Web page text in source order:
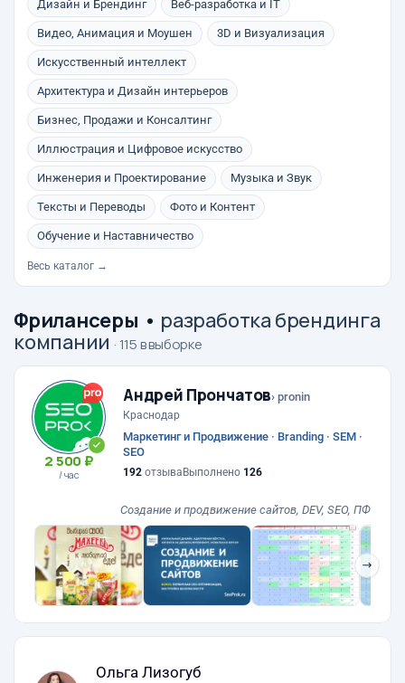
Дизайн и Брендинг Веб-разработка и IT
Видео, Анимация и Моушен 3D и Визуализация
Искусственный интеллект
Архитектура и Дизайн интерьеров
Бизнес, Продажи и Консалтинг
Иллюстрация и Цифровое искусство
Инженерия и Проектирование Музыка и Звук
Тексты и Переводы Фото и Контент
Обучение и Наставничество
Весь каталог →
Фрилансеры • разработка брендинга
компании · 115 в выборке
2 500 ₽
/ час
Андрей Прончатов› pronin
Краснодар
Маркетинг и Продвижение · Branding · SEM ·
SEO
192 отзыва Выполнено 126
Cоздание и продвижение сайтов, DEV, SEO, ПФ
❯
Ольга Лизогуб